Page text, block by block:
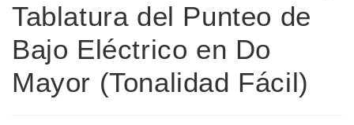
Tablatura del Punteo de
Bajo Eléctrico en Do
Mayor (Tonalidad Fácil)